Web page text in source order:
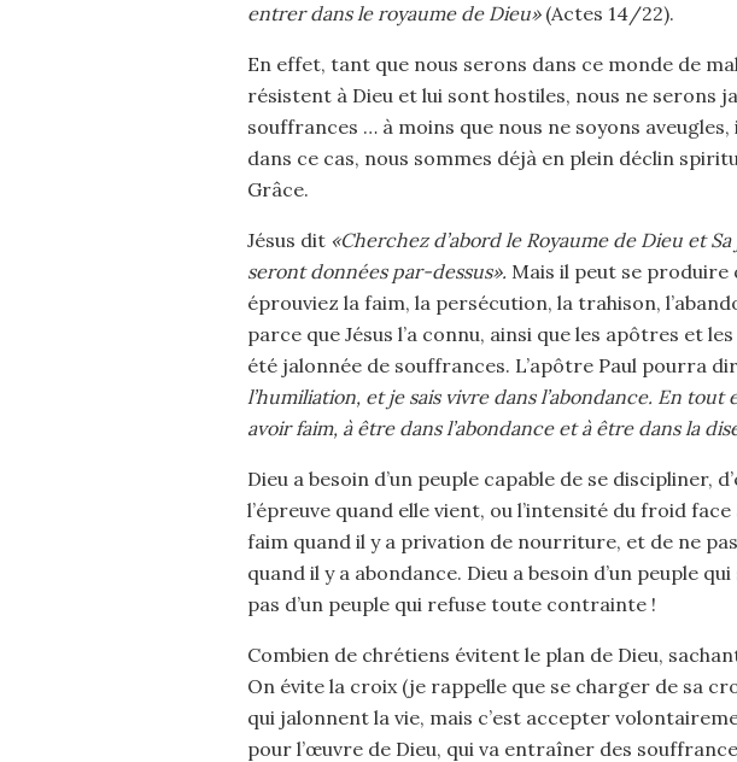
entrer dans le royaume de Dieu»(Actes 14/22).
En effet, tant que nous serons dans ce monde de
résistent à Dieu et lui sont hostiles, nous ne serons
souffrances … à moins que nous ne soyons
dans ce cas, nous sommes déjà en plein déclin
Grâce.
Jésus dit «Cherchez d’abord le Royaume de Dieu et
seront données par-dessus». Mais il peut se produire
éprouviez la faim, la persécution, la trahison,
parce que Jésus l’a connu, ainsi que les apôtres et
été jalonnée de souffrances. L’apôtre Paul pourra
l’humiliation, et je sais vivre dans l’abondance. En tout
avoir faim, à être dans l’abondance et à être dans la
Dieu a besoin d’un peuple capable de se discipliner,
l’épreuve quand elle vient, ou l’intensité du froid
faim quand il y a privation de nourriture, et de ne
quand il y a abondance. Dieu a besoin d’un peuple
pas d’un peuple qui refuse toute contrainte !
Combien de chrétiens évitent le plan de Dieu,
On évite la croix (je rappelle que se charger de sa
qui jalonnent la vie, mais c’est accepter
pour l’œuvre de Dieu, qui va entraîner des